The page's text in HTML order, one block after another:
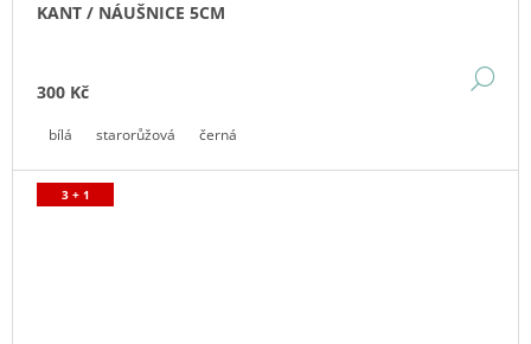
KANT / NÁUŠNICE 5CM
300 Kč
bílá starorůžová černá
3 + 1